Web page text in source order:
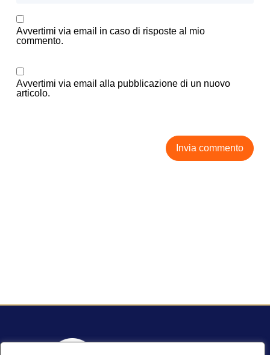
Avvertimi via email in caso di risposte al mio
commento.
Avvertimi via email alla pubblicazione di un nuovo
articolo.